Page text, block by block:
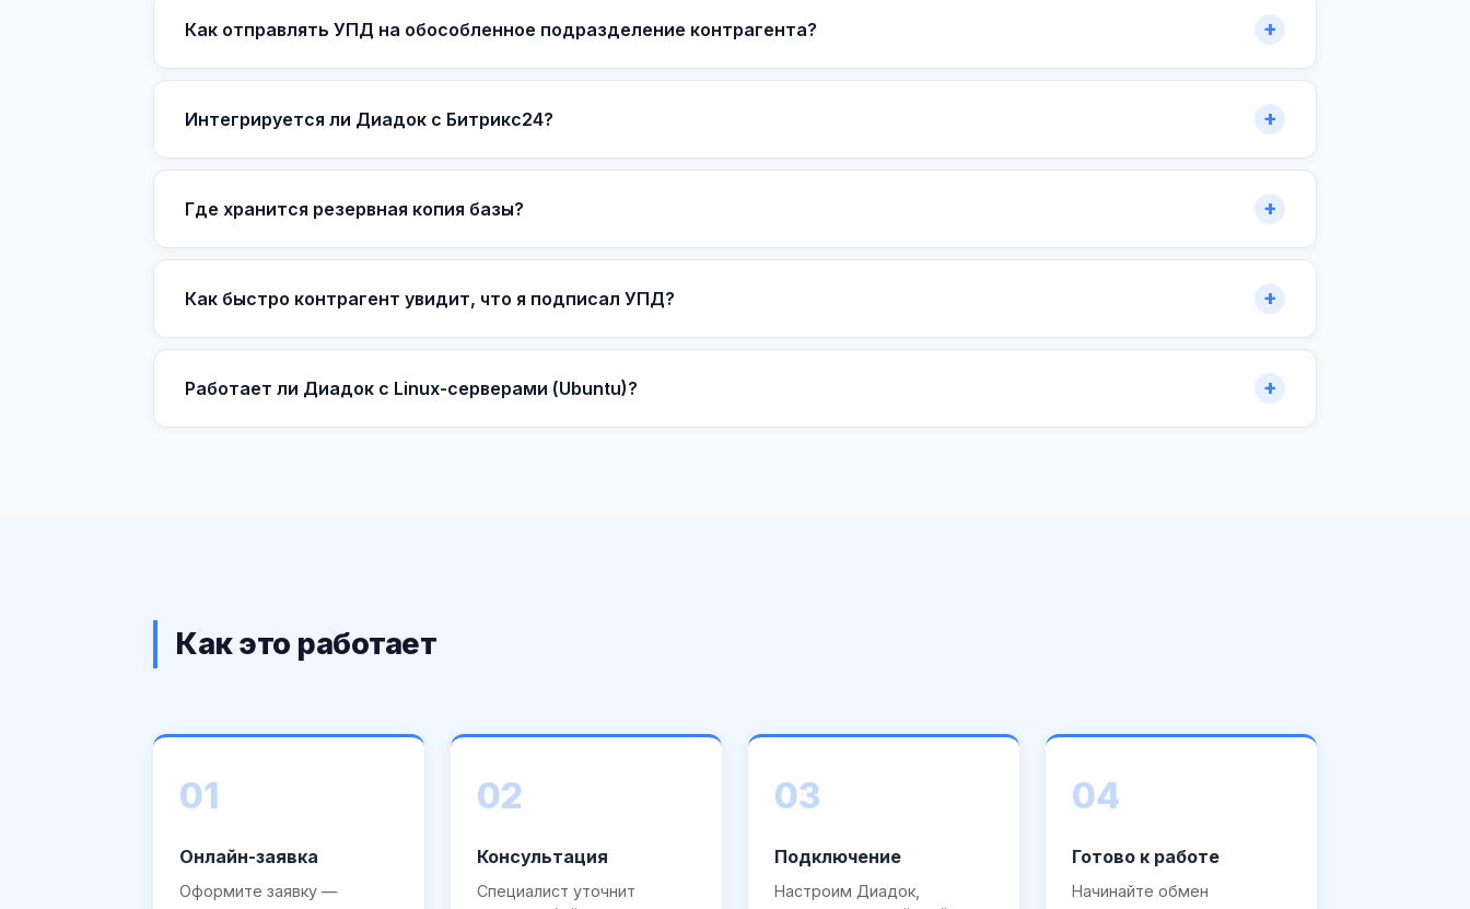
Как отправлять УПД на обособленное подразделение контрагента?
Интегрируется ли Диадок с Битрикс24?
Где хранится резервная копия базы?
Как быстро контрагент увидит, что я подписал УПД?
Работает ли Диадок с Linux-серверами (Ubuntu)?
Как это работает
01
Онлайн-заявка
Оформите заявку —
02
Консультация
Специалист уточнит
03
Подключение
Настроим Диадок,
04
Готово к работе
Начинайте обмен